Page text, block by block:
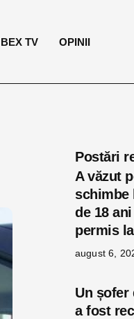
BEX TV OPINII
Postări
A văzut
schimbe
de 18
permis
august 6,
Un șofer
a fost